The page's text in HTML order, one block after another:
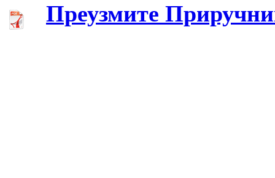
Преузмите